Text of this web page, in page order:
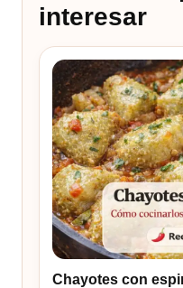
interesar
Chayotes con